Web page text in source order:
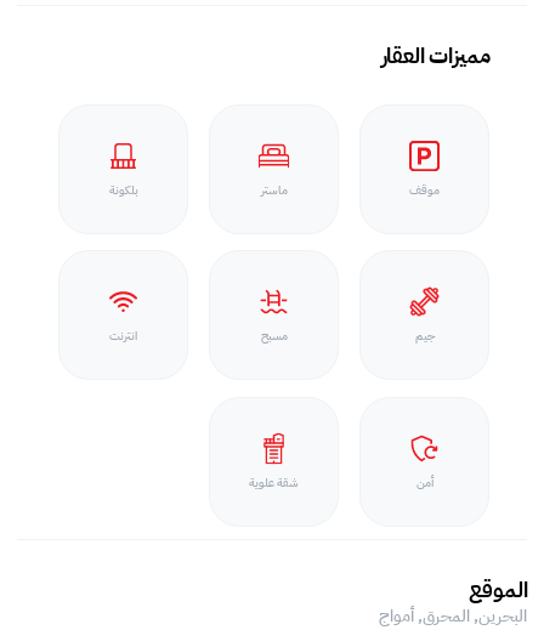
مميزات العقار
موقف ماستر بلكونة
جيم مسبح انترنت
أمن شقة علوية
الموقع
البحرين, المحرق,أمواج